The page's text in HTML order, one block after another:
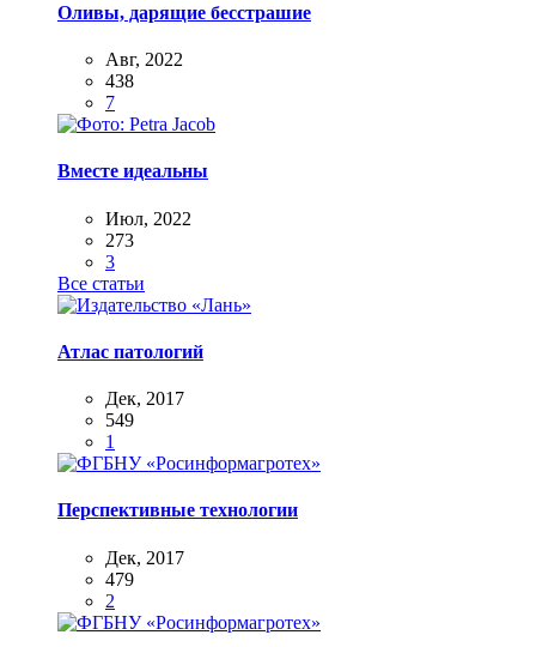
Оливы, дарящие бесстрашие
Авг, 2022
438
7
Вместе идеальны
Июл, 2022
273
3
Все статьи
Атлас патологий
Дек, 2017
549
1
Перспективные технологии
Дек, 2017
479
2